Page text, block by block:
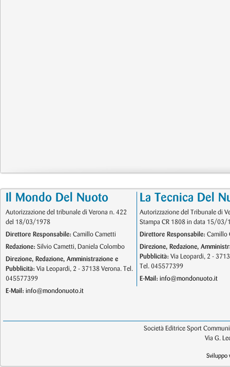
Il Mondo Del Nuoto
Autorizzazione del tribunale di Verona n. 422
del 18/03/1978
Direttore Responsabile: Camillo Cametti
Redazione: Silvio Cametti, Daniela Colombo
Direzione, Redazione, Amministrazione e
Pubblicità: Via Leopardi, 2 - 37138 Verona. Tel.
045577399
E-Mail: info@mondonuoto.it
La Tecnica Del
Autorizzazione del Tribunale di
Stampa CR 1808 in data 15/03/
Direttore Responsabile: Camillo
Direzione, Redazione,
Pubblicità: Via Leopardi, 2 -
Tel. 045577399
E-Mail: info@mondonuoto.it
Società Editrice Sport
Via G.
Sviluppo